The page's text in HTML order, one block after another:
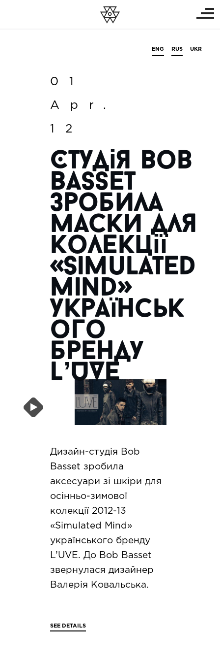
ENG RUS UKR
01
Apr.
12
Студія Bob
Basset
зробила
маски для
колекції
«Simulated
Mind»
українськ
ого
бренду
L’UVE
Дизайн-студія Bob
Basset зробила
аксесуари зі шкіри для
осінньо-зимової
колекції 2012-13
«Simulated Mind»
українського бренду
L’UVE. До Bob Basset
звернулася дизайнер
Валерія Ковальська.
SEE DETAILS